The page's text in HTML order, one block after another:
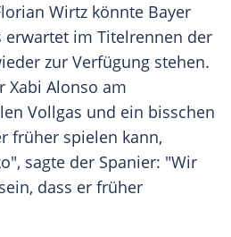
Wirtz könnte Bayer
erwartet im Titelrennen der
zur Verfügung stehen.
Xabi Alonso am
Vollgas und ein bisschen
früher spielen kann,
sagte der Spanier: "Wir
dass er früher